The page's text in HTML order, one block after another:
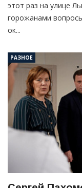
этот раз на улице
горожанами
ок...
РАЗНОЕ